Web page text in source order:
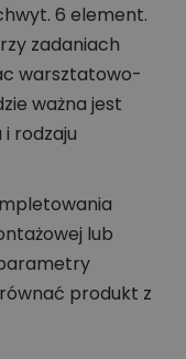
6 element.
zadaniach
warsztatowo-
ważna jest
rodzaju
lub
produkt z